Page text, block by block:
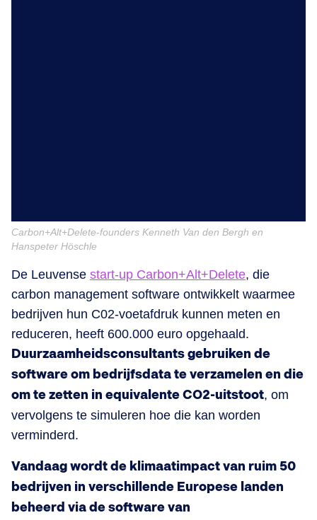
Carbon+Alt+Delete-founders Kenneth Van den Bergh en
Hanspeter Höschle
De Leuvense start-up Carbon+Alt+Delete, die
carbon management software ontwikkelt waarmee
bedrijven hun C02-voetafdruk kunnen meten en
reduceren, heeft 600.000 euro opgehaald.
Duurzaamheidsconsultants gebruiken de
software om bedrijfsdata te verzamelen en die
om te zetten in equivalente CO2-uitstoot, om
vervolgens te simuleren hoe die kan worden
verminderd.
Vandaag wordt de klimaatimpact van ruim 50
bedrijven in verschillende Europese landen
beheerd via de software van